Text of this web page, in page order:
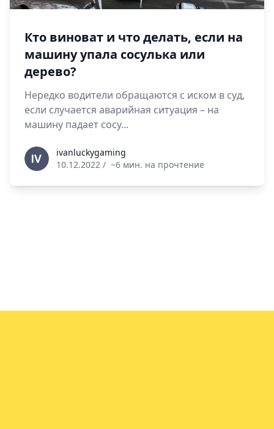
Кто виноват и что делать, если на
машину упала сосулька или
дерево?
Нередко водители обращаются с иском в суд,
если случается аварийная ситуация – на
машину падает сосу...
ivanluckygaming
ivanluckygaming
10.12.2022 / ~6 мин. на прочтение